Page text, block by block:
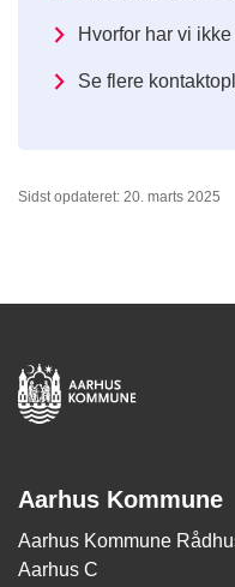
Hvorfor har vi
Se flere
Sidst opdateret: 20. marts 2025
Aarhus Kommune
Aarhus Kommune
Aarhus C